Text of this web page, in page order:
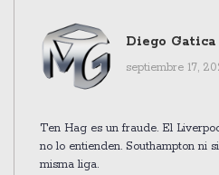
Diego Gatica
septiembre 17,
Ten Hag es un fraude. El
no lo entienden. Southampton ni
misma liga.